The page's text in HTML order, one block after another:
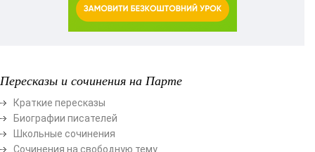
Пересказы и сочинения на Парте
Краткие пересказы
Биографии писателей
Школьные сочинения
Сочинения на свободную тему